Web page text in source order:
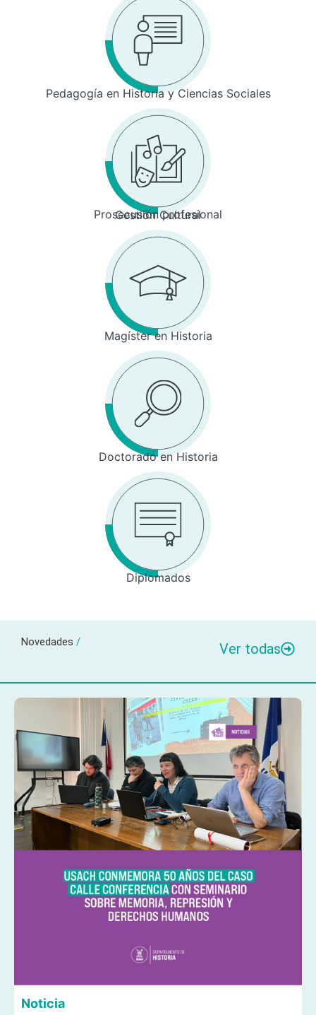
Pedagogía en Historia y Ciencias Sociales
Prosecusión profesional
Gestión Cultural
Magíster en Historia
Doctorado en Historia
Diplomados
Novedades / Ver todas
Noticia